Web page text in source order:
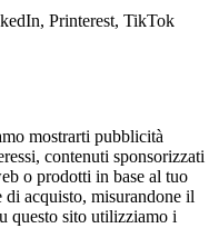
Printerest, TikTok
mostrarti pubblicità
contenuti sponsorizzati
o prodotti in base al tuo
acquisto, misurandone il
questo sito utilizziamo i